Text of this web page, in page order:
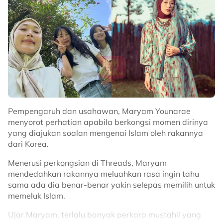
Pempengaruh dan usahawan, Maryam Younarae
menyorot perhatian apabila berkongsi momen dirinya
yang diajukan soalan mengenai Islam oleh rakannya
dari Korea.
Menerusi perkongsian di Threads, Maryam
mendedahkan rakannya meluahkan rasa ingin tahu
sama ada dia benar-benar yakin selepas memilih untuk
memeluk Islam.
Ujar Maryam, terlalu banyak perkara mustahil yang